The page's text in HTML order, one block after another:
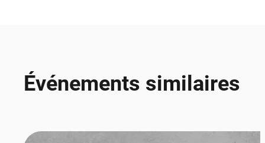
Événements similaires